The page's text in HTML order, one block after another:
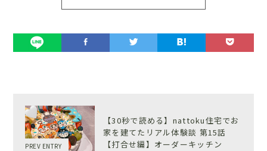
PREV ENTRY
【30秒で読める】nattoku住宅でお
家を建てたリアル体験談 第15話
【打合せ編】オーダーキッチン